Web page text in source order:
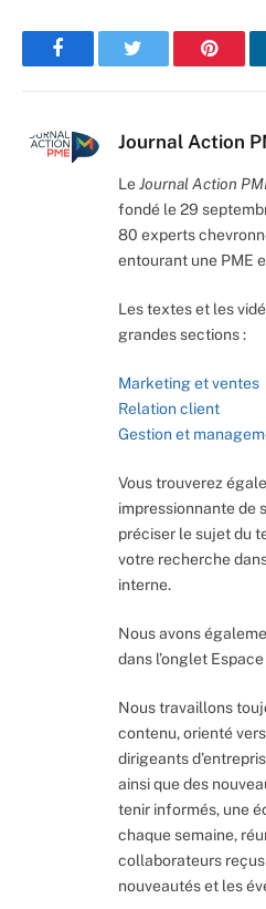
Facebook
Journal Action
LeJournal Action
fondé le 29
80 experts
entourant une PME
Les textes et les
grandes sections :
Marketing et ventes
Relation client
Gestion et
Vous trouverez
impressionnante de
préciser le sujet du
votre recherche
interne.
Nous avons
dans l’onglet
Nous travaillons
contenu, orienté
dirigeants
ainsi que des
tenir informés, une
chaque semaine,
collaborateurs
nouveautés et les